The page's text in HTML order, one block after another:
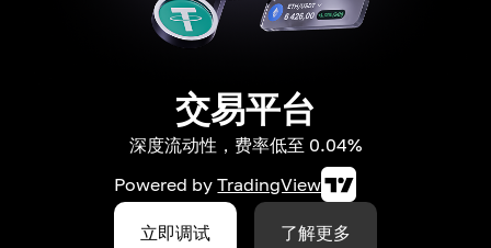
交易平台
深度流动性，费率低至 0.04%
Powered by TradingView
立即调试 了解更多